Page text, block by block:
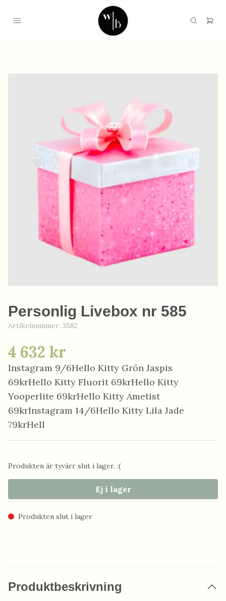
Personlig Livebox nr 585
Artikelnummer: 3582
4 632 kr
Instagram 9/6Hello Kitty Grön Jaspis
69krHello Kitty Fluorit 69krHello Kitty
Yooperlite 69krHello Kitty Ametist
69krInstagram 14/6Hello Kitty Lila Jade
79krHell
Produkten är tyvärr slut i lager. :(
Ej i lager
Produkten slut i lager
Produktbeskrivning